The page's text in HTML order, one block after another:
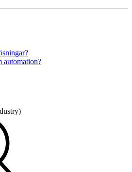
automation?
)